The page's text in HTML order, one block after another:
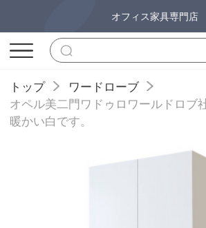
オフィス家具専門店
トップ
ワードローブ
オペル美二門ワドゥロワールドロブ
暖かい白です。